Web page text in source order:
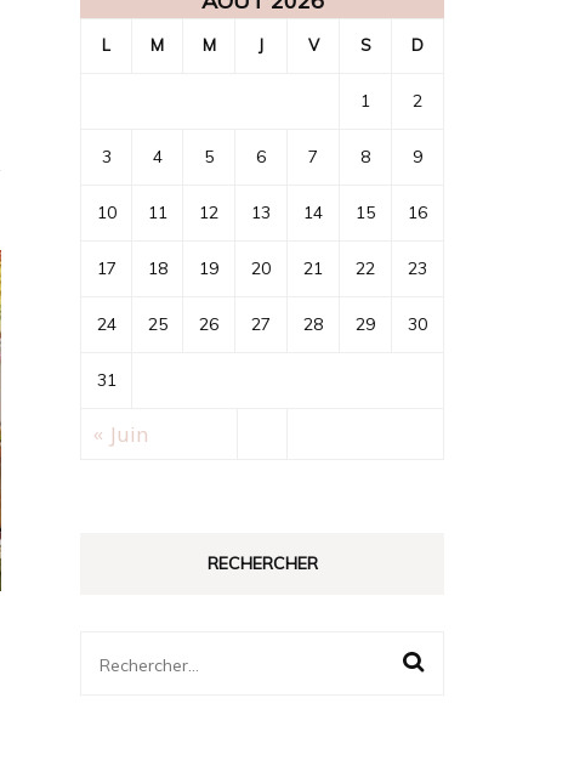
L M M J V S D
1 2
3 4 5 6 7 8 9
10 11 12 13 14 15 16
17 18 19 20 21 22 23
24 25 26 27 28 29 30
31
« Juin
RECHERCHER
Rechercher :